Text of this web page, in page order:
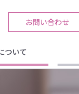
ついて
お問い合わせ